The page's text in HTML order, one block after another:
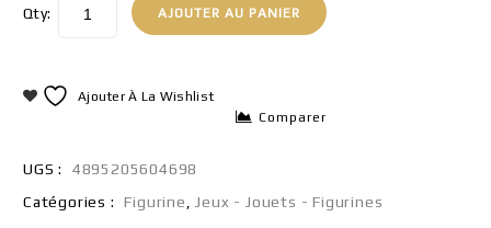
Qty: AJOUTER AU PANIER
Ajouter À La Wishlist
Comparer
UGS :
4895205604698
Catégories :
Figurine Jeux - Jouets - Figurines